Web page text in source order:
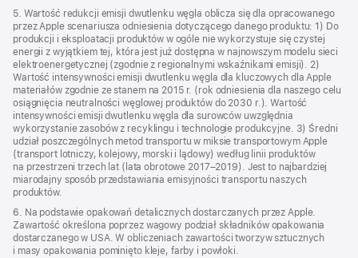
5. Wartość redukcji emisji dwutlenku węgla oblicza się dla opracowanego
przez Apple scenariusza odniesienia dotyczącego danego produktu: 1) Do
produkcji i eksploatacji produktów w ogóle nie wykorzystuje się czystej
energii z wyjątkiem tej, która jest już dostępna w najnowszym modelu sieci
elektroenergetycznej (zgodnie z regionalnymi wskaźnikami emisji). 2)
Wartość intensywności emisji dwutlenku węgla dla kluczowych dla Apple
materiałów zgodnie ze stanem na 2015 r. (rok odniesienia dla naszego celu
osiągnięcia neutralności węglowej produktów do 2030 r.). Wartość
intensywności emisji dwutlenku węgla dla surowców uwzględnia
wykorzystanie zasobów z recyklingu i technologie produkcyjne. 3) Średni
udział poszczególnych metod transportu w miksie transportowym Apple
(transport lotniczy, kolejowy, morski i lądowy) według linii produktów
na przestrzeni trzech lat (lata obrotowe 2017–2019). Jest to najbardziej
miarodajny sposób przedstawiania emisyjności transportu naszych
produktów.
6. Na podstawie opakowań detalicznych dostarczanych przez Apple.
Zawartość określona poprzez wagowy podział składników opakowania
dostarczanego w USA. W obliczeniach zawartości tworzyw sztucznych
i masy opakowania pominięto kleje, farby i powłoki.